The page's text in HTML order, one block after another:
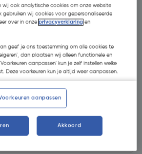
btw € 11,61
(6)
ook analytische cookies om onze website
gebruiken wij cookies voor gepersonaliseerde
over in onzeprivacyverklaring en
geef je ons toestemming om alle cookies te
dan plaatsen wij alleen functionele en
aanpassen' kun je zelf instellen welke
Deze voorkeuren kun je altijd weer aanpassen.
aanpassen
Akkoord